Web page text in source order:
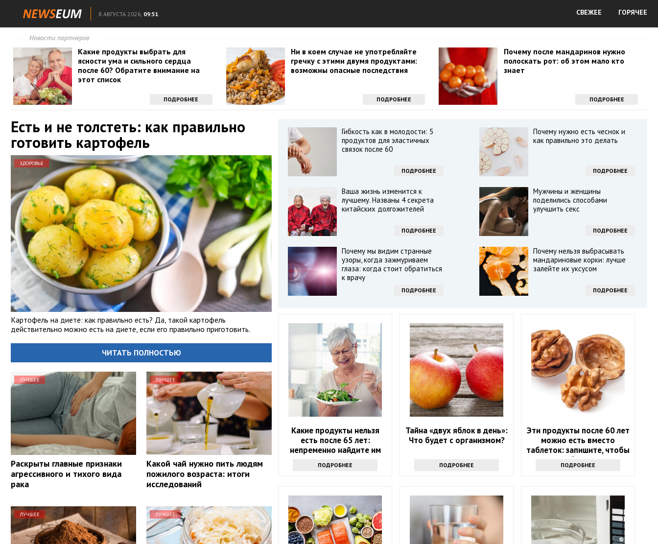
8 АВГУСТА 2026, 09:51 СВЕЖЕЕ ГОРЯЧЕЕ
Новости партнеров
Какие продукты выбрать для
ясности ума и сильного сердца
после 60? Обратите внимание на
этот список
ПОДРОБНЕЕ
Ни в коем случае не употребляйте
гречку с этими двумя продуктами:
возможны опасные последствия
ПОДРОБНЕЕ
Почему после мандаринов нужно
полоскать рот: об этом мало кто
знает
ПОДРОБНЕЕ
Есть и не толстеть: как правильно
готовить картофель
ЗДОРОВЬЕ
Картофель на диете: как правильно есть? Да, такой картофель
действительно можно есть на диете, если его правильно приготовить.
ЧИТАТЬ ПОЛНОСТЬЮ
ЛУЧШЕЕ
Раскрыты главные признаки
агрессивного и тихого вида
рака
ЛУЧШЕЕ
Какой чай нужно пить людям
пожилого возраста: итоги
исследований
ЛУЧШЕЕ ЛУЧШЕЕ
Гибкость как в молодости: 5
продуктов для эластичных
связок после 60
ПОДРОБНЕЕ
Почему нужно есть чеснок и
как правильно это делать
ПОДРОБНЕЕ
Ваша жизнь изменится к
лучшему. Названы 4 секрета
китайских долгожителей
ПОДРОБНЕЕ
Мужчины и женщины
поделились способами
улучшить секс
ПОДРОБНЕЕ
Почему мы видим странные
узоры, когда зажмуриваем
глаза: когда стоит обратиться
к врачу
ПОДРОБНЕЕ
Почему нельзя выбрасывать
мандариновые корки: лучше
залейте их уксусом
ПОДРОБНЕЕ
Какие продукты нельзя
есть после 65 лет:
непременно найдите им
ПОДРОБНЕЕ
Тайна «двух яблок в день»:
Что будет с организмом?
ПОДРОБНЕЕ
Эти продукты после 60 лет
можно есть вместо
таблеток: запишите, чтобы
не болеть
ПОДРОБНЕЕ